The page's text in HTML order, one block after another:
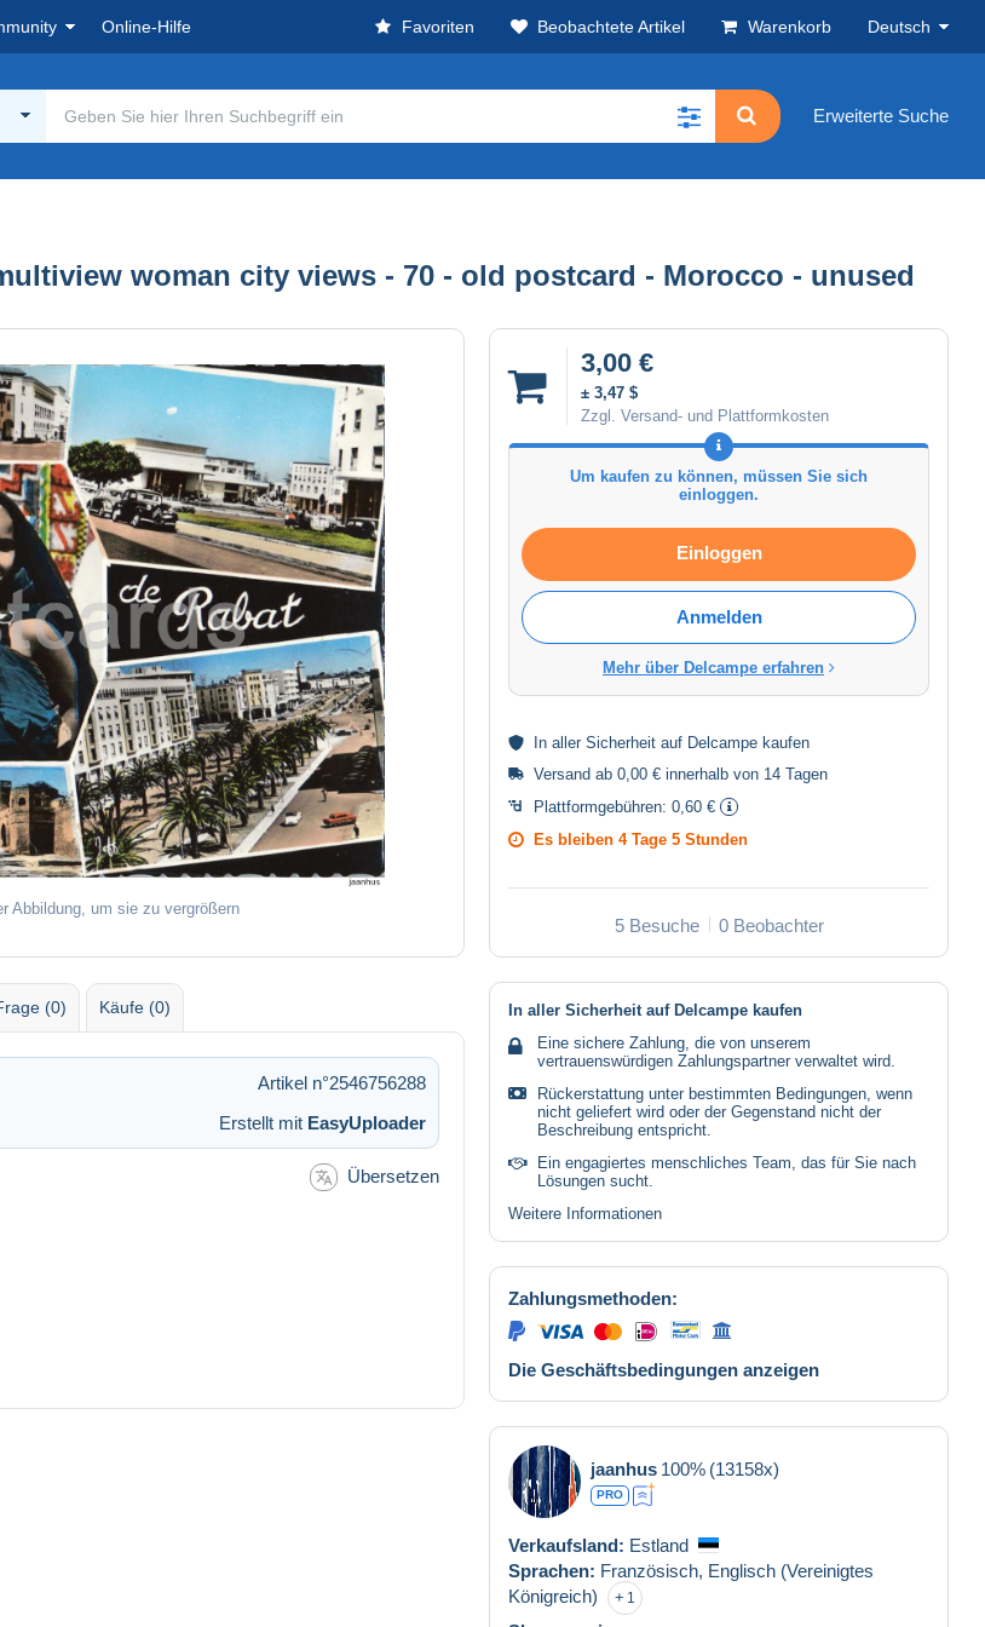
Online-Hilfe Favoriten Beobachtete Artikel Warenkorb Deutsch
Erweiterte Suche
woman city views - 70 - old postcard - Morocco - unused
Abbildung, um sie zu vergrößern
3,00 €
± 3,47 $
Zzgl. Versand- und Plattformkosten
Um kaufen zu können, müssen Sie sich
einloggen.
Einloggen
Anmelden
Mehr über Delcampe erfahren
In aller Sicherheit auf Delcampe kaufen
Versand ab 0,00 € innerhalb von 14 Tagen
Plattformgebühren: 0,60 €
Es bleiben 4 Tage 5 Stunden
5 Besuche 0 Beobachter
(0) Käufe (0)
Artikel n°2546756288
Erstellt mit EasyUploader
Übersetzen
In aller Sicherheit auf Delcampe kaufen
Eine sichere Zahlung, die von unserem
vertrauenswürdigen Zahlungspartner verwaltet wird.
Rückerstattung unter bestimmten Bedingungen, wenn
nicht geliefert wird oder der Gegenstand nicht der
Beschreibung entspricht.
Ein engagiertes menschliches Team, das für Sie nach
Lösungen sucht.
Weitere Informationen
Zahlungsmethoden:
Die Geschäftsbedingungen anzeigen
jaanhus 100% (13158x)
PRO
Verkaufsland: Estland
Sprachen: Französisch, Englisch (Vereinigtes
Königreich)
1